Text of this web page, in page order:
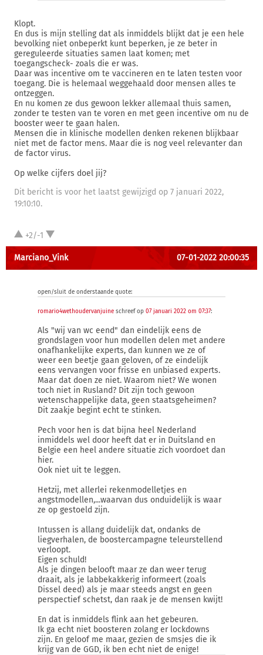
Klopt.
En dus is mijn stelling dat als inmiddels blijkt dat je een hele
bevolking niet onbeperkt kunt beperken, je ze beter in
gereguleerde situaties samen laat komen; met
toegangscheck- zoals die er was.
Daar was incentive om te vaccineren en te laten testen voor
toegang. Die is helemaal weggehaald door mensen alles te
ontzeggen.
En nu komen ze dus gewoon lekker allemaal thuis samen,
zonder te testen van te voren en met geen incentive om nu de
booster weer te gaan halen.
Mensen die in klinische modellen denken rekenen blijkbaar
niet met de factor mens. Maar die is nog veel relevanter dan
de factor virus.
Op welke cijfers doel jij?
Dit bericht is voor het laatst gewijzigd op 7 januari 2022,
19:10:10.
+2/-1
Marciano_Vink 07-01-2022 20:00:35
open/sluit de onderstaande quote:
romario4wethoudervanjuine schreef op 07 januari 2022 om 07:37:
Als "wij van wc eend" dan eindelijk eens de
grondslagen voor hun modellen delen met andere
onafhankelijke experts, dan kunnen we ze of
weer een beetje gaan geloven, of ze eindelijk
eens vervangen voor frisse en unbiased experts.
Maar dat doen ze niet. Waarom niet? We wonen
toch niet in Rusland? Dit zijn toch gewoon
wetenschappelijke data, geen staatsgeheimen?
Dit zaakje begint echt te stinken.
Pech voor hen is dat bijna heel Nederland
inmiddels wel door heeft dat er in Duitsland en
Belgie een heel andere situatie zich voordoet dan
hier.
Ook niet uit te leggen.
Hetzij, met allerlei rekenmodelletjes en
angstmodellen,...waarvan dus onduidelijk is waar
ze op gestoeld zijn.
Intussen is allang duidelijk dat, ondanks de
liegverhalen, de boostercampagne teleurstellend
verloopt.
Eigen schuld!
Als je dingen belooft maar ze dan weer terug
draait, als je labbekakkerig informeert (zoals
Dissel deed) als je maar steeds angst en geen
perspectief schetst, dan raak je de mensen kwijt!
En dat is inmiddels flink aan het gebeuren.
Ik ga echt niet boosteren zolang er lockdowns
zijn. En geloof me maar, gezien de smsjes die ik
krijg van de GGD, ik ben echt niet de enige!